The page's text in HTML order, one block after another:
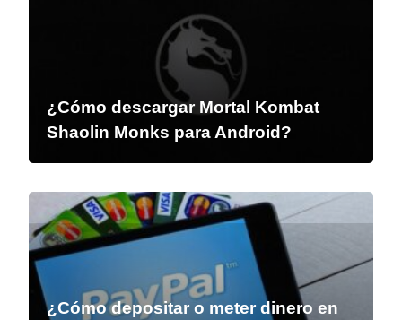
¿Cómo descargar Mortal Kombat
Shaolin Monks para Android?
¿Cómo depositar o meter dinero en